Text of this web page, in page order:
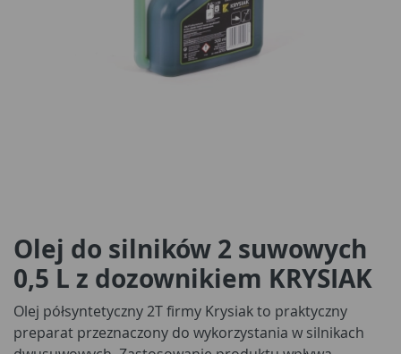
Olej do silników 2 suwowych
0,5 L z dozownikiem KRYSIAK
Olej półsyntetyczny 2T firmy Krysiak to praktyczny
preparat przeznaczony do wykorzystania w silnikach